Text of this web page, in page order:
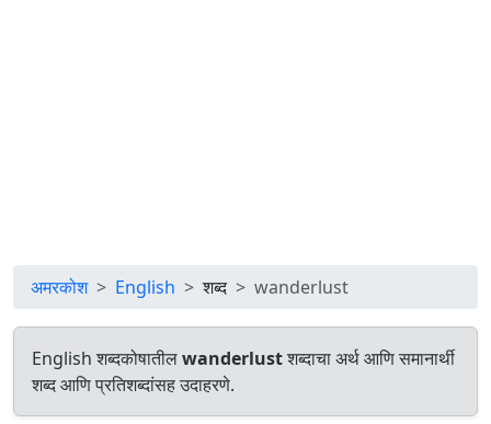
अमरकोश English शब्द wanderlust
English शब्दकोषातीलwanderlustशब्दाचा अर्थ आणि समानार्थी
शब्द आणि प्रतिशब्दांसह उदाहरणे.